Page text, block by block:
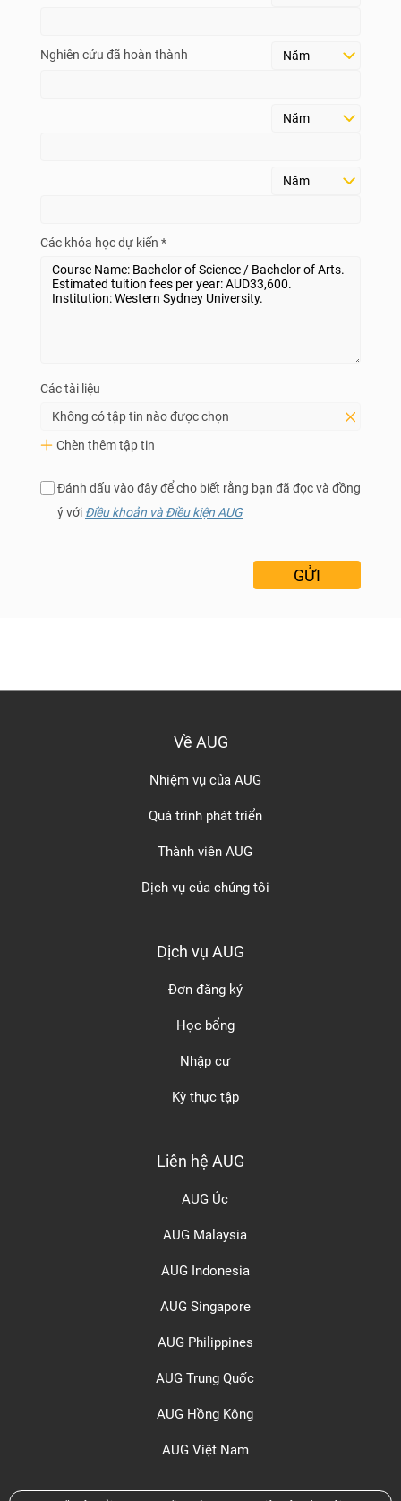
Nghiên cứu đã hoàn thành
Các khóa học dự kiến *
Các tài liệu
Không có tập tin nào được chọn
Chèn thêm tập tin
Đánh dấu vào đây để cho biết rằng bạn đã đọc và đồng
ý với Điều khoản và Điều kiện AUG
Về AUG
Nhiệm vụ của AUG
Quá trình phát triển
Thành viên AUG
Dịch vụ của chúng tôi
Dịch vụ AUG
Đơn đăng ký
Học bổng
Nhập cư
Kỳ thực tập
Liên hệ AUG
AUG Úc
AUG Malaysia
AUG Indonesia
AUG Singapore
AUG Philippines
AUG Trung Quốc
AUG Hồng Kông
AUG Việt Nam